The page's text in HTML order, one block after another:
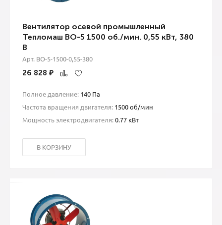
Вентилятор осевой промышленный
Тепломаш ВО-5 1500 об./мин. 0,55 кВт, 380
В
Арт. ВО-5-1500-0,55-380
26 828 ₽
Полное давление: 140 Па
Частота вращения двигателя: 1500 об/мин
Мощность электродвигателя:0.77 кВт
В КОРЗИНУ